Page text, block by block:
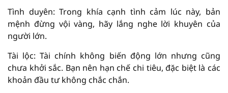
Tình duyên: Trong khía cạnh tình cảm lúc này, bản
mệnh đừng vội vàng, hãy lắng nghe lời khuyên của
người lớn.
Tài lộc: Tài chính không biến động lớn nhưng cũng
chưa khởi sắc. Bạn nên hạn chế chi tiêu, đặc biệt là các
khoản đầu tư không chắc chắn.